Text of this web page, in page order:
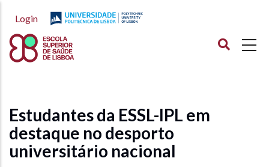
para
conteúdo
Login
Estudantes da ESSL-IPL em
destaque no desporto
universitário nacional